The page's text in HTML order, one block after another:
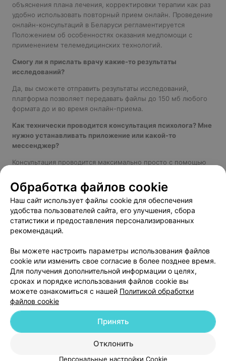
объяснения плана лечения, корректировки терапии как раз
удобно использовать повторный прием онлайн. Проведение
онлайн-консультаций в Беларуси регламентируется
Положением об особенностях оказания медпомощи с
применением телемедицинских технологий.
Смогу ли я прислать врачу какие-то результаты
исследований?
Да, вы сможете отправить результаты исследований,
платформа позволяет передавать файлы до 150 мб любого
формата до и во время онлайн-приема.
Как технически проводится консультация психолога? Мне
нужно устанавливать приложение или какой-то
мессенджер?
Консультация проводится максимально просто с помощью
которой необходимо перейти в назначенное время. Никаких
дополнительных приложений или мессенджеров
устанавливать не нужно.
Добавить специалиста
О проекте Новости проекта
Размещение рекламы
Медицинский маркетинг
Публичный договор
Обработка файлов cookie
Наш сайт использует файлы cookie для обеспечения
удобства пользователей сайта, его улучшения, сбора
статистики и предоставления персонализированных
рекомендаций.
Вы можете настроить параметры использования файлов
cookie или изменить свое согласие в более позднее время.
Для получения дополнительной информации о целях,
сроках и порядке использования файлов cookie вы
можете ознакомиться с нашей Политикой обработки
файлов cookie
Отклонить
Принять
Персональные настройки Cookie